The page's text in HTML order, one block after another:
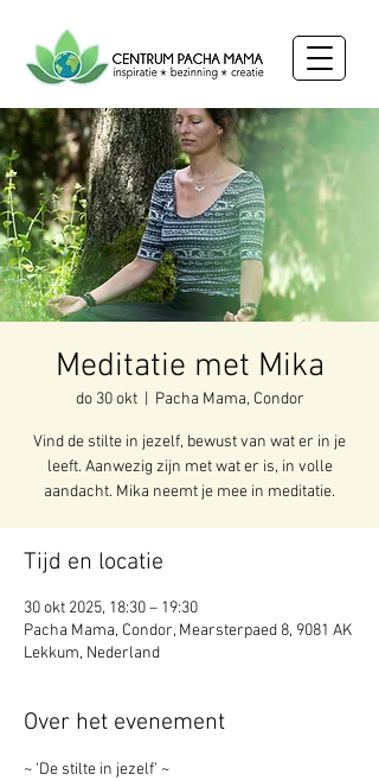
Meditatie met Mika
do 30 okt
  |
Pacha Mama, Condor
Vind de stilte in jezelf, bewust van wat er in je
leeft. Aanwezig zijn met wat er is, in volle
aandacht. Mika neemt je mee in meditatie.
Tijd en locatie
30 okt 2025, 18:30 – 19:30
Pacha Mama, Condor, Mearsterpaed 8, 9081 AK
Lekkum, Nederland
Over het evenement
~ ‘De stilte in jezelf’ ~